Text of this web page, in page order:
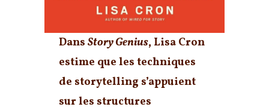
Dans Story Genius, Lisa Cron
estime que les techniques
de storytelling s’appuient
sur les structures